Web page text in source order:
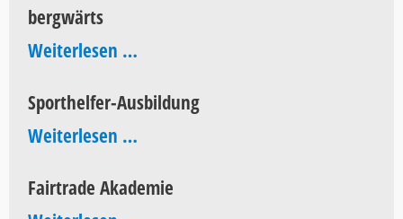
bergwärts
Weiterlesen …bergwärts
Sporthelfer-Ausbildung
Weiterlesen …Sporthelfer-
Fairtrade Akademie